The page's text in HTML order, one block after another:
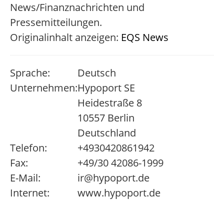
News/Finanznachrichten und
Pressemitteilungen.
Originalinhalt anzeigen: EQS News
Sprache:
Deutsch
Unternehmen:Hypoport SE
Heidestraße 8
10557 Berlin
Deutschland
Telefon:
+4930420861942
Fax:
+49/30 42086-1999
E-Mail:
ir@hypoport.de
Internet:
www.hypoport.de